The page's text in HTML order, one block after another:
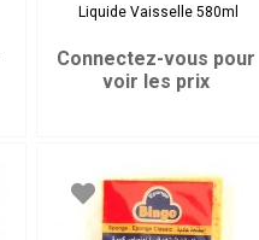
Liquide Vaisselle 580ml
Connectez-vous pour
voir les prix